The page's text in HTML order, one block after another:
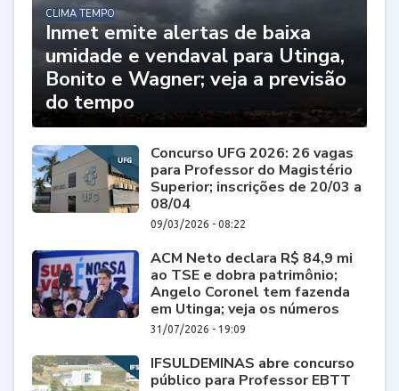
CLIMA TEMPO
Inmet emite alertas de baixa
umidade e vendaval para Utinga,
Bonito e Wagner; veja a previsão
do tempo
Concurso UFG 2026: 26 vagas
para Professor do Magistério
Superior; inscrições de 20/03 a
08/04
09/03/2026 - 08:22
ACM Neto declara R$ 84,9 mi
ao TSE e dobra patrimônio;
Angelo Coronel tem fazenda
em Utinga; veja os números
31/07/2026 - 19:09
IFSULDEMINAS abre concurso
público para Professor EBTT